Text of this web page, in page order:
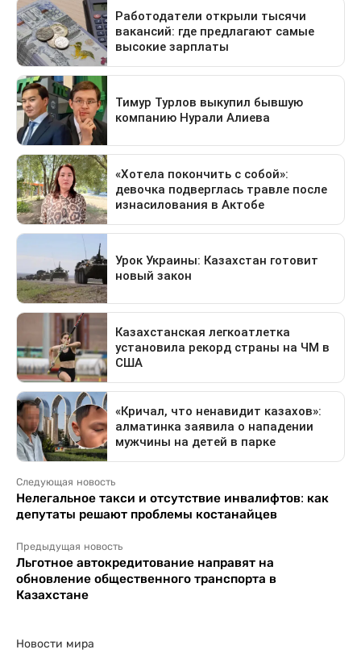
Следующая новость
Нелегальное такси и отсутствие инвалифтов: как
депутаты решают проблемы костанайцев
Предыдущая новость
Льготное автокредитование направят на
обновление общественного транспорта в
Казахстане
Новости мира